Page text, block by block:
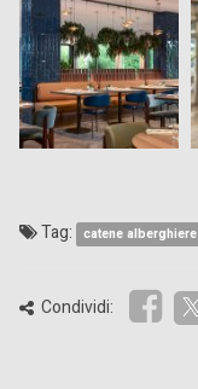
Tag: catene alberghiere
Condividi: